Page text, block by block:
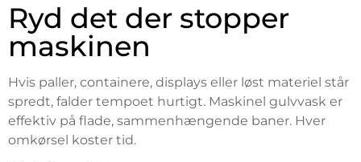
Ryd det der stopper
maskinen
Hvis paller, containere, displays eller løst materiel står
spredt, falder tempoet hurtigt. Maskinel gulvvask er
effektiv på flade, sammenhængende baner. Hver
omkørsel koster tid.